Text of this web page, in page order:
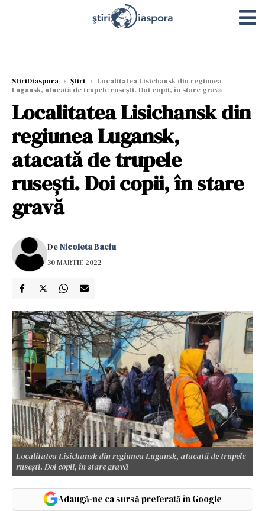
StiriDiaspora › Știri › Localitatea Lisichansk din regiunea
Lugansk, atacată de trupele rusești. Doi copii, în stare gravă
Localitatea Lisichansk din
regiunea Lugansk,
atacată de trupele
rusești. Doi copii, în stare
gravă
DeNicoleta Baciu
30 MARTIE 2022
Localitatea Lisichansk din regiunea Lugansk, atacată de trupele
rusești. Doi copii, în stare gravă
Adaugă-ne ca sursă preferată în Google